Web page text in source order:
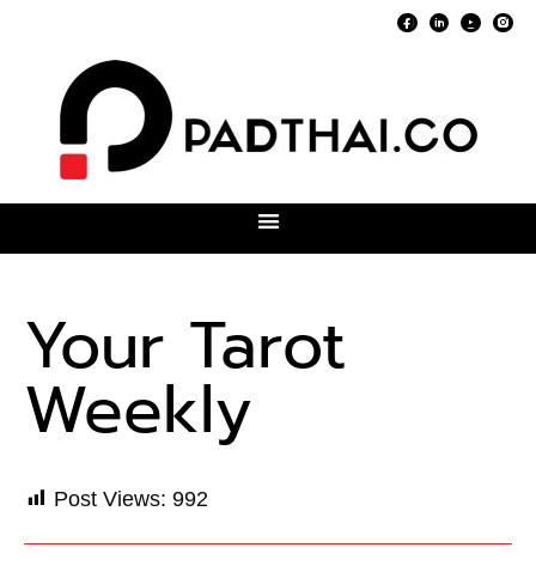
Your Tarot
Weekly
Post Views: 992